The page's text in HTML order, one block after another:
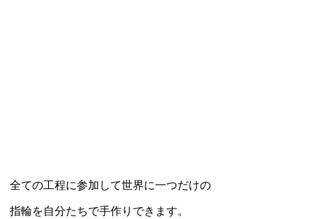
全ての工程に参加して世界に一つだけの
指輪を自分たちで手作りできます。